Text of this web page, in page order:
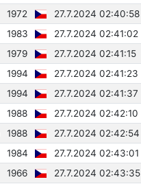
1972 27.7.2024 02:40:58
1983 27.7.2024 02:41:02
1979 27.7.2024 02:41:15
1994 27.7.2024 02:41:23
1994 27.7.2024 02:41:37
1988 27.7.2024 02:42:10
1988 27.7.2024 02:42:54
1984 27.7.2024 02:43:01
1966 27.7.2024 02:43:35